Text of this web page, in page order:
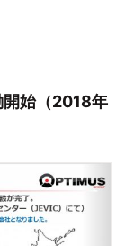
開始（2018年